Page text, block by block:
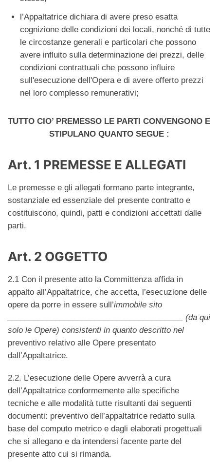
l’Appaltatrice dichiara di avere preso esatta
cognizione delle condizioni dei locali, nonché di tutte
le circostanze generali e particolari che possono
avere influito sulla determinazione dei prezzi, delle
condizioni contrattuali che possono influire
sull'esecuzione dell'Opera e di avere offerto prezzi
nel loro complesso remunerativi;
TUTTO CIO’ PREMESSO LE PARTI CONVENGONO E
STIPULANO QUANTO SEGUE :
Art. 1 PREMESSE E ALLEGATI
Le premesse e gli allegati formano parte integrante,
sostanziale ed essenziale del presente contratto e
costituiscono, quindi, patti e condizioni accettati dalle
parti.
Art. 2 OGGETTO
2.1 Con il presente atto la Committenza affida in
appalto all’Appaltatrice, che accetta, l’esecuzione delle
opere da porre in essere sull’immobile sito
________________________________________ (da qui
solo le Opere) consistenti in quanto descritto nel
preventivo relativo alle Opere presentato
dall’Appaltatrice.
2.2. L’esecuzione delle Opere avverrà a cura
dell’Appaltatrice conformemente alle specifiche
tecniche e alle modalità tutte risultanti dai seguenti
documenti: preventivo dell’appaltatrice redatto sulla
base del computo metrico e dagli elaborati progettuali
che si allegano e da intendersi facente parte del
presente atto cui si rimanda.